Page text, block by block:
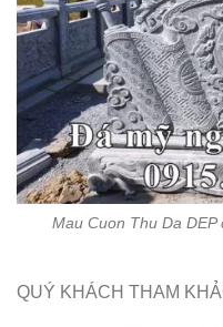
Mau Cuon Thu Da DEP
QUÝ KHÁCH THAM